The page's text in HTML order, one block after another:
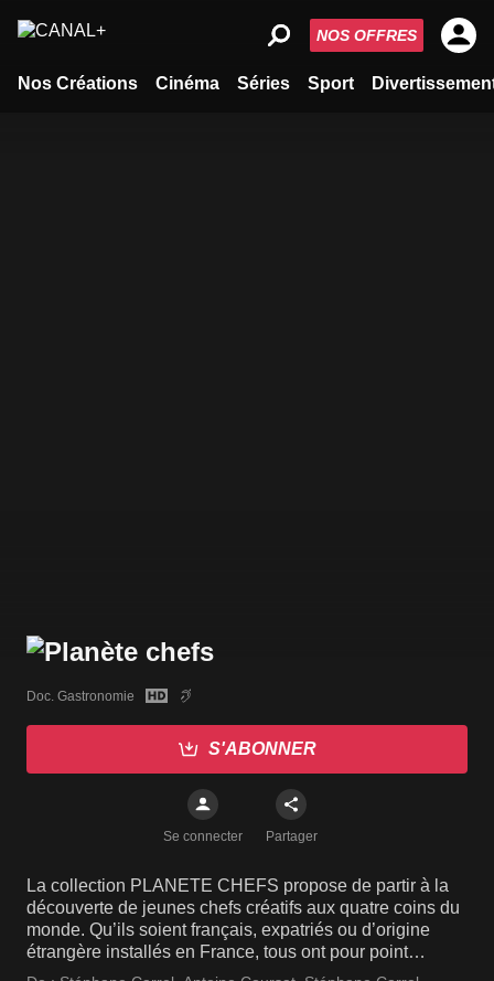
Nos Créations Cinéma Séries Sport
NOS OFFRES
Doc. Gastronomie
S'ABONNER
Se connecter Partager
La collection PLANETE CHEFS propose de partir à la
découverte de jeunes chefs créatifs aux quatre coins du
monde. Qu’ils soient français, expatriés ou d’origine
étrangère installés en France, tous ont pour point
commun la passion de la cuisine qu’ils subliment sous